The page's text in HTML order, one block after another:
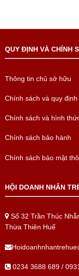
QUY ĐỊNH VÀ CHÍNH
Thông tin chủ sở hữu
Chính sách và quy định
Chính sách và hình
Chính sách bảo hành
Chính sách bảo mật
HỘI DOANH NHÂN
Số 32 Trần Thúc
Thừa Thiên Huế
0234 3688 689 /